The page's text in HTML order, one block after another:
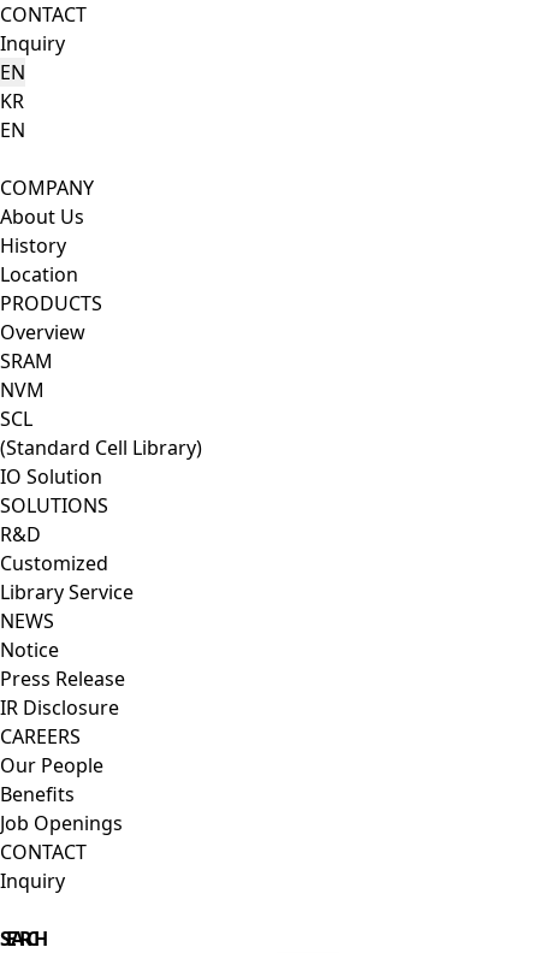
CONTACT
Inquiry
EN
KR
EN
Search Button
Menu Button
COMPANY
About Us
History
Location
PRODUCTS
Overview
SRAM
NVM
SCL
(Standard Cell Library)
IO Solution
SOLUTIONS
R&D
Customized
Library Service
NEWS
Notice
Press Release
IR Disclosure
CAREERS
Our People
Benefits
Job Openings
CONTACT
Inquiry
Close Menu
SEARCH